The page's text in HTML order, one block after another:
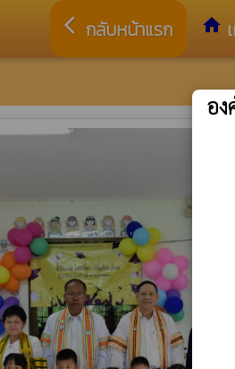
arrow_back_ios กลับหน้าแรก home
อ